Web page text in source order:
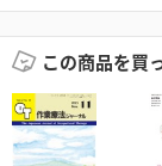
この商品を買